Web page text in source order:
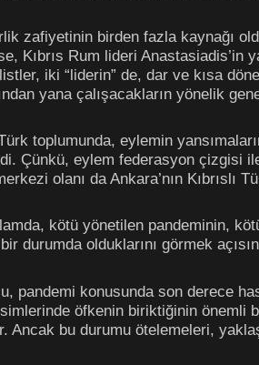
zafiyetinin birden fazla kaynağı
Kıbrıs Rum lideri Anastasiadis’in
iki “liderin” de, dar ve kısa
yana çalışacakların yönelik
toplumunda, eylemin
Çünkü, eylem federasyon çizgisi
olanı da Ankara’nın Kıbrıslı
kötü yönetilen pandeminin,
durumda olduklarını görmek
pandemi konusunda son derece
öfkenin biriktiğinin önemli
Ancak bu durumu ötelemeleri,